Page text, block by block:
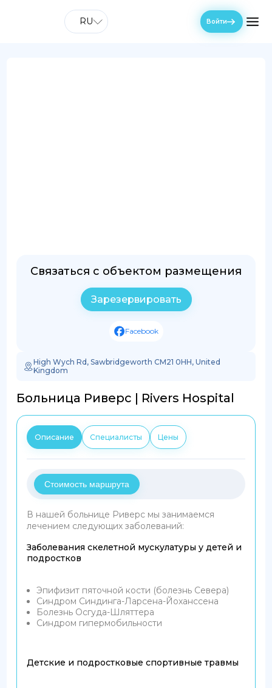
RU Войти
Связаться с объектом размещения
Зарезервировать
Facebook
High Wych Rd, Sawbridgeworth CM21 0HH, United
Kingdom
Больница Риверс | Rivers Hospital
Описание Специалисты Цены
Стоимость маршрута
В нашей больнице Риверс мы занимаемся
лечением следующих заболеваний:
Заболевания скелетной мускулатуры у детей и
подростков
Эпифизит пяточной кости (болезнь Севера)
Синдром Синдинга-Ларсена-Йоханссена
Болезнь Осгуда-Шляттера
Синдром гипермобильности
Детские и подростковые спортивные травмы